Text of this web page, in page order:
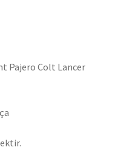
Pajero Colt Lancer